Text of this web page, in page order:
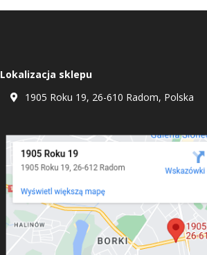
Lokalizacja sklepu
 1905 Roku 19, 26-610 Radom, Polska